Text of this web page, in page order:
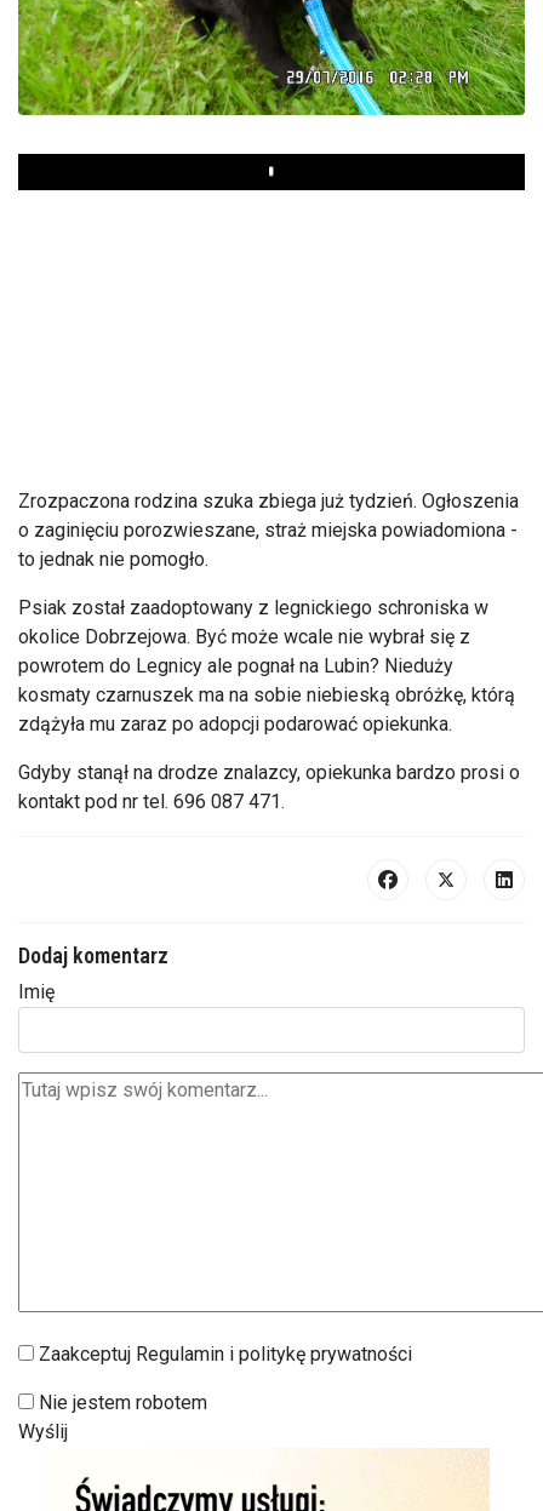
Play
Zrozpaczona rodzina szuka zbiega już tydzień. Ogłoszenia
o zaginięciu porozwieszane, straż miejska powiadomiona -
to jednak nie pomogło.
Psiak został zaadoptowany z legnickiego schroniska w
okolice Dobrzejowa. Być może wcale nie wybrał się z
powrotem do Legnicy ale pognał na Lubin? Nieduży
kosmaty czarnuszek ma na sobie niebieską obróżkę, którą
zdążyła mu zaraz po adopcji podarować opiekunka.
Gdyby stanął na drodze znalazcy, opiekunka bardzo prosi o
kontakt pod nr tel. 696 087 471.
Dodaj komentarz
Imię
Zaakceptuj Regulamin i politykę prywatności
Nie jestem robotem
Wyślij